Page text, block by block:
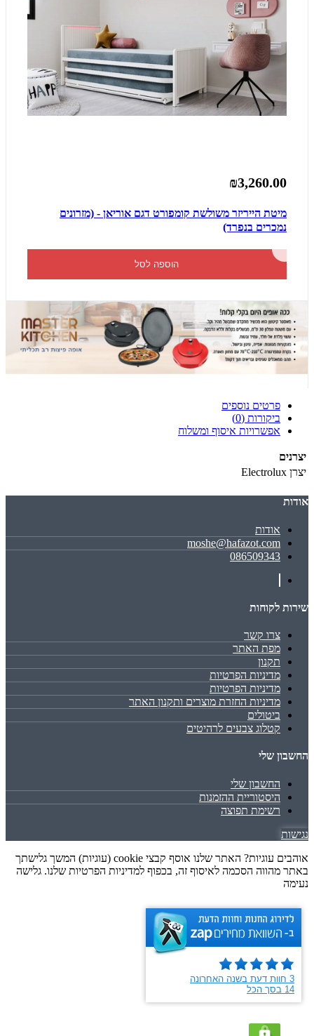
₪3,260.00
מיטת הייריזר משולשת קומפורט דגם אוריאן - (מזרונים
נמכרים בנפרד)
הוספה לסל
פרטים נוספים
ביקורות (0)
אפשרויות איסוף ומשלוח
יצרנים
יצרן Electrolux
אודות
אודות
moshe@hafazot.com
086509343
שירות לקוחות
צרו קשר
מפת האתר
תקנון
מדיניות הפרטיות
מדיניות הפרטיות
מדיניות החזרת מוצרים ותקנון האתר
ביטולים
קטלוג צבעים לרהיטים
החשבון שלי
החשבון שלי
היסטוריית ההזמנות
רשימת תפוצה
נגישות
אוהבים עוגיות? האתר שלנו אוסף קבצי cookie (עוגיות) המשך גלישתך
באתר מהווה הסכמה לאיסוף זה, בכפוף למדיניות הפרטיות שלנו. גלישה
נעימה